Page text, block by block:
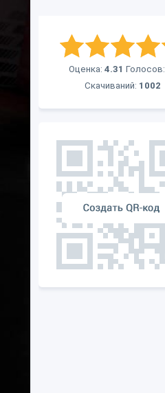
Оценка: 4.31 Голосов:
Скачиваний: 1002